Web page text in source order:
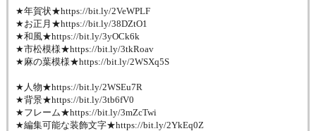
★年賀状★https://bit.ly/2VeWPLF
★お正月★https://bit.ly/38DZtO1
★和風★https://bit.ly/3yOCk6k
★市松模様★https://bit.ly/3tkRoav
★麻の葉模様★https://bit.ly/2WSXq5S
★人物★https://bit.ly/2WSEu7R
★背景★https://bit.ly/3tb6fV0
★フレーム★https://bit.ly/3mZcTwi
★編集可能な装飾文字★https://bit.ly/2YkEq0Z